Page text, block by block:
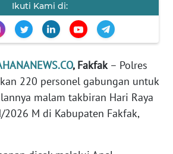
Ikuti Kami di:
, Fakfak– Polres
220 personel gabungan untuk
malam takbiran Hari Raya
M di Kabupaten Fakfak,